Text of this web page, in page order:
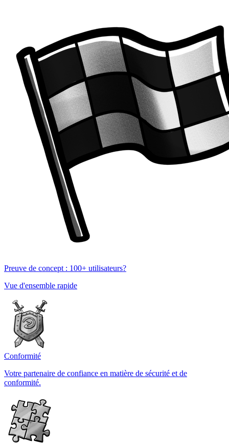
Preuve de concept : 100+ utilisateurs?
Vue d'ensemble rapide
Conformité
Votre partenaire de confiance en matière de sécurité et de
conformité.